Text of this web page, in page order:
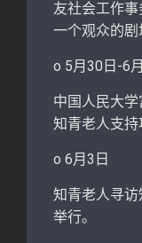
友社会工作事
一个观众的剧
o 5月30日-6
中国人民大
知青老人支持
o 6月3日
知青老人寻
举行。